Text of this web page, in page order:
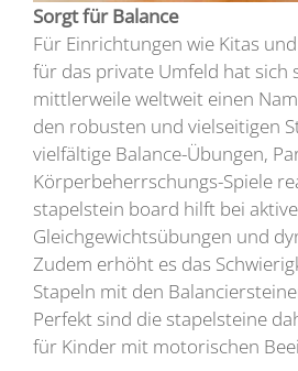
Sorgt für Balance
Für Einrichtungen wie Kitas
für das private Umfeld hat sich
mittlerweile weltweit einen
den robusten und vielseitigen
vielfältige Balance-Übungen,
Körperbeherrschungs-Spiele
stapelstein board hilft bei
Gleichgewichtsübungen und
Zudem erhöht es das
Stapeln mit den
Perfekt sind die stapelsteine
für Kinder mit motorischen